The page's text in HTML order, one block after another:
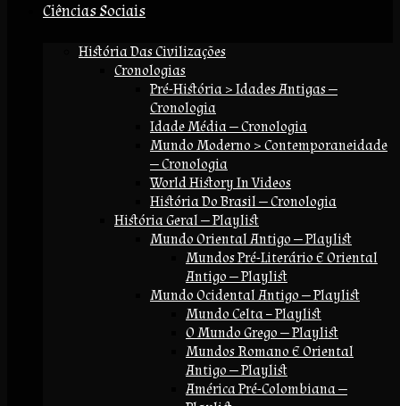
Ciências Sociais
História Das Civilizações
Cronologias
Pré-História > Idades Antigas —
Cronologia
Idade Média — Cronologia
Mundo Moderno > Contemporaneidade
— Cronologia
World History In Videos
História Do Brasil — Cronologia
História Geral — Playlist
Mundo Oriental Antigo — Playlist
Mundos Pré-Literário E Oriental
Antigo — Playlist
Mundo Ocidental Antigo — Playlist
Mundo Celta – Playlist
O Mundo Grego — Playlist
Mundos Romano E Oriental
Antigo — Playlist
América Pré-Colombiana —